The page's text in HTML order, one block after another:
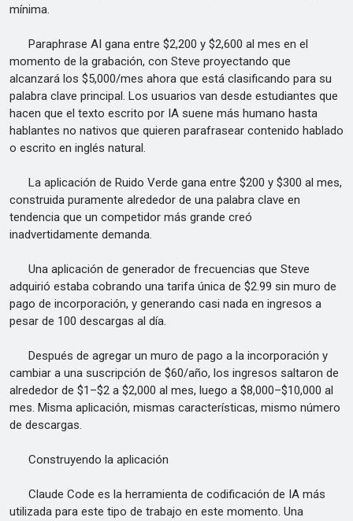
mínima.
Paraphrase AI gana entre $2,200 y $2,600 al mes en el
momento de la grabación, con Steve proyectando que
alcanzará los $5,000/mes ahora que está clasificando para su
palabra clave principal. Los usuarios van desde estudiantes que
hacen que el texto escrito por IA suene más humano hasta
hablantes no nativos que quieren parafrasear contenido hablado
o escrito en inglés natural.
La aplicación de Ruido Verde gana entre $200 y $300 al mes,
construida puramente alrededor de una palabra clave en
tendencia que un competidor más grande creó
inadvertidamente demanda.
Una aplicación de generador de frecuencias que Steve
adquirió estaba cobrando una tarifa única de $2.99 sin muro de
pago de incorporación, y generando casi nada en ingresos a
pesar de 100 descargas al día.
Después de agregar un muro de pago a la incorporación y
cambiar a una suscripción de $60/año, los ingresos saltaron de
alrededor de $1–$2 a $2,000 al mes, luego a $8,000–$10,000 al
mes. Misma aplicación, mismas características, mismo número
de descargas.
Construyendo la aplicación
Claude Code es la herramienta de codificación de IA más
utilizada para este tipo de trabajo en este momento. Una